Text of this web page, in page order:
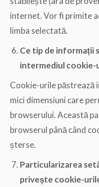
internet. Vor fi primite
limba selectată.
Ce tip de informații
intermediul cookie-
Cookie-urile
mici dimensiuni care
browserului. Această
browserul până când
șterse.
Particularizarea
privește cookie-